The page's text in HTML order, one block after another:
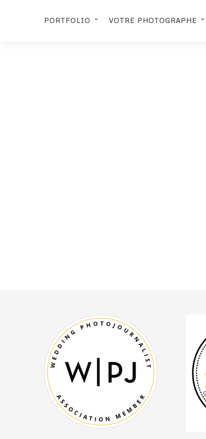
PORTFOLIO VOTRE PHOTOGRAPHE